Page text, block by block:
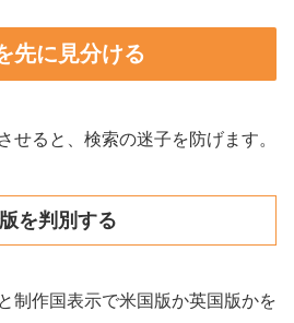
先に見分ける
せると、検索の迷子を防げます。
を判別する
制作国表示で米国版か英国版かを